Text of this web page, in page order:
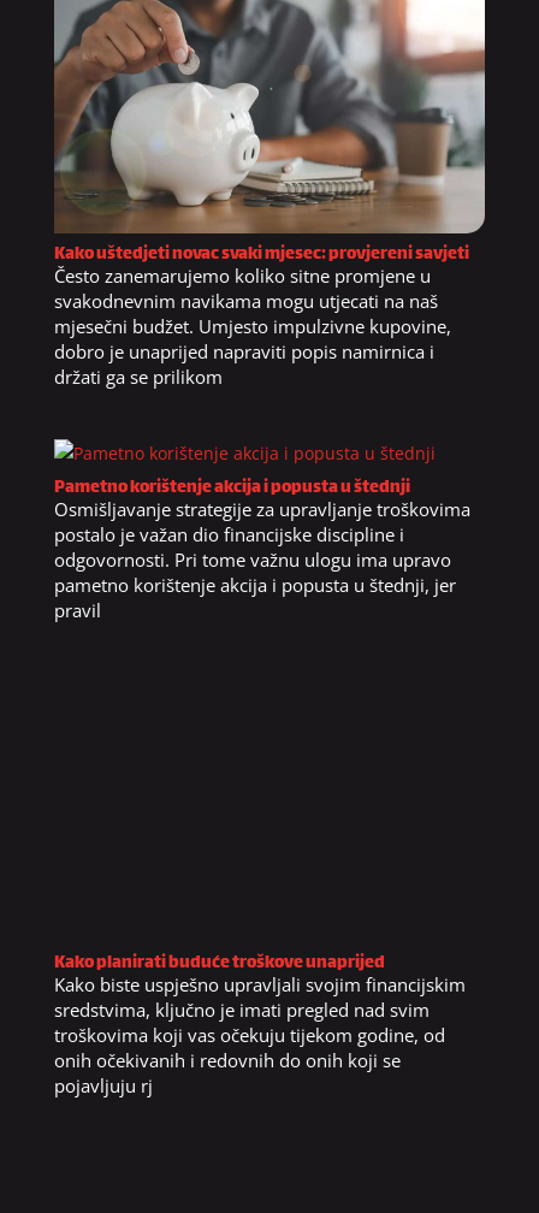
Kako uštedjeti novac svaki mjesec: provjereni savjeti
Često zanemarujemo koliko sitne promjene u
svakodnevnim navikama mogu utjecati na naš
mjesečni budžet. Umjesto impulzivne kupovine,
dobro je unaprijed napraviti popis namirnica i
držati ga se prilikom
Pametno korištenje akcija i popusta u štednji
Osmišljavanje strategije za upravljanje troškovima
postalo je važan dio financijske discipline i
odgovornosti. Pri tome važnu ulogu ima upravo
pametno korištenje akcija i popusta u štednji, jer
pravil
Kako planirati buduće troškove unaprijed
Kako biste uspješno upravljali svojim financijskim
sredstvima, ključno je imati pregled nad svim
troškovima koji vas očekuju tijekom godine, od
onih očekivanih i redovnih do onih koji se
pojavljuju rj